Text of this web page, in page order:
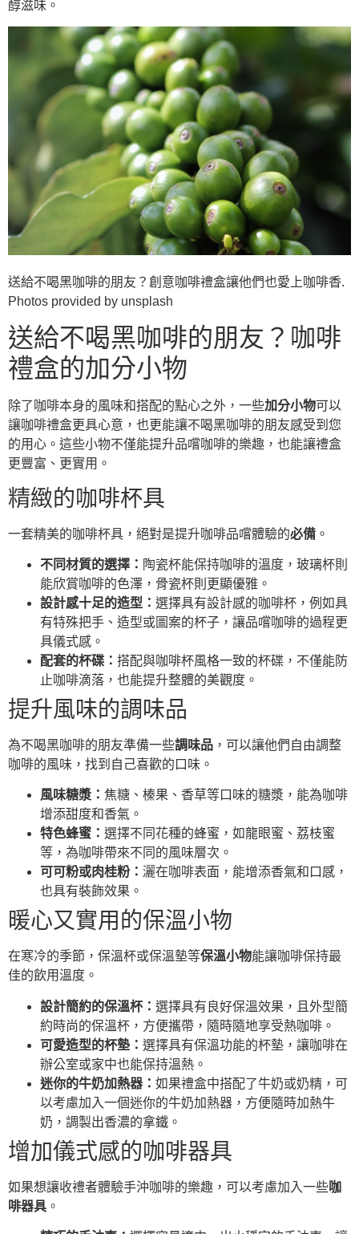
醇滋味。
送給不喝黑咖啡的朋友？創意咖啡禮盒讓他們也愛上咖啡香.
Photos provided by unsplash
送給不喝黑咖啡的朋友？咖啡
禮盒的加分小物
除了咖啡本身的風味和搭配的點心之外，一些加分小物可以
讓咖啡禮盒更具心意，也更能讓不喝黑咖啡的朋友感受到您
的用心。這些小物不僅能提升品嚐咖啡的樂趣，也能讓禮盒
更豐富、更實用。
精緻的咖啡杯具
一套精美的咖啡杯具，絕對是提升咖啡品嚐體驗的必備 。
不同材質的選擇： 陶瓷杯能保持咖啡的溫度，玻璃杯則
能欣賞咖啡的色澤，骨瓷杯則更顯優雅。
設計感十足的造型： 選擇具有設計感的咖啡杯，例如具
有特殊把手、造型或圖案的杯子，讓品嚐咖啡的過程更
具儀式感。
配套的杯碟： 搭配與咖啡杯風格一致的杯碟，不僅能防
止咖啡滴落，也能提升整體的美觀度。
提升風味的調味品
為不喝黑咖啡的朋友準備一些調味品 ，可以讓他們自由調整
咖啡的風味，找到自己喜歡的口味。
風味糖漿： 焦糖、榛果、香草等口味的糖漿，能為咖啡
增添甜度和香氣。
特色蜂蜜： 選擇不同花種的蜂蜜，如龍眼蜜、荔枝蜜
等，為咖啡帶來不同的風味層次。
可可粉或肉桂粉： 灑在咖啡表面，能增添香氣和口感，
也具有裝飾效果。
暖心又實用的保溫小物
在寒冷的季節，保溫杯或保溫墊等保溫小物能讓咖啡保持最
佳的飲用溫度。
設計簡約的保溫杯： 選擇具有良好保溫效果，且外型簡
約時尚的保溫杯，方便攜帶，隨時隨地享受熱咖啡。
可愛造型的杯墊： 選擇具有保溫功能的杯墊，讓咖啡在
辦公室或家中也能保持溫熱。
迷你的牛奶加熱器： 如果禮盒中搭配了牛奶或奶精，可
以考慮加入一個迷你的牛奶加熱器，方便隨時加熱牛
奶，調製出香濃的拿鐵。
增加儀式感的咖啡器具
如果想讓收禮者體驗手沖咖啡的樂趣，可以考慮加入一些咖
啡器具 。